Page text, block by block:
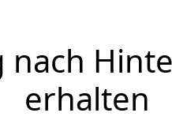
nach
erhalten